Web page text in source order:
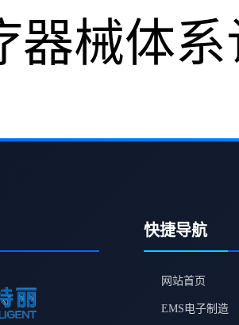
器械体
快捷导航
网站首页
EMS电子制造